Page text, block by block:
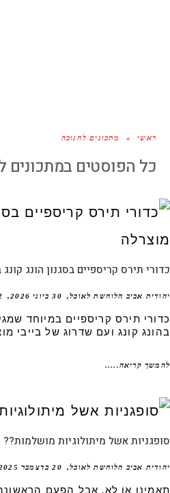
ראשי » מתכונים לחנוכה
כל הפוסטים ב מתכונים
תירס קריספיים בסגנון הונג קונג
אביב הלוחשת לאוכל 30 ביוני 2026 2 תגובות
תירס קריספיים במיוחד
קונג ועם שדרוג של בייבי
קריאה.....
אשל מיתולוגיות מושלמות??
אביב הלוחשת לאוכל 20 בדצמבר 2025
או לא, אבל הפעם הראשונה